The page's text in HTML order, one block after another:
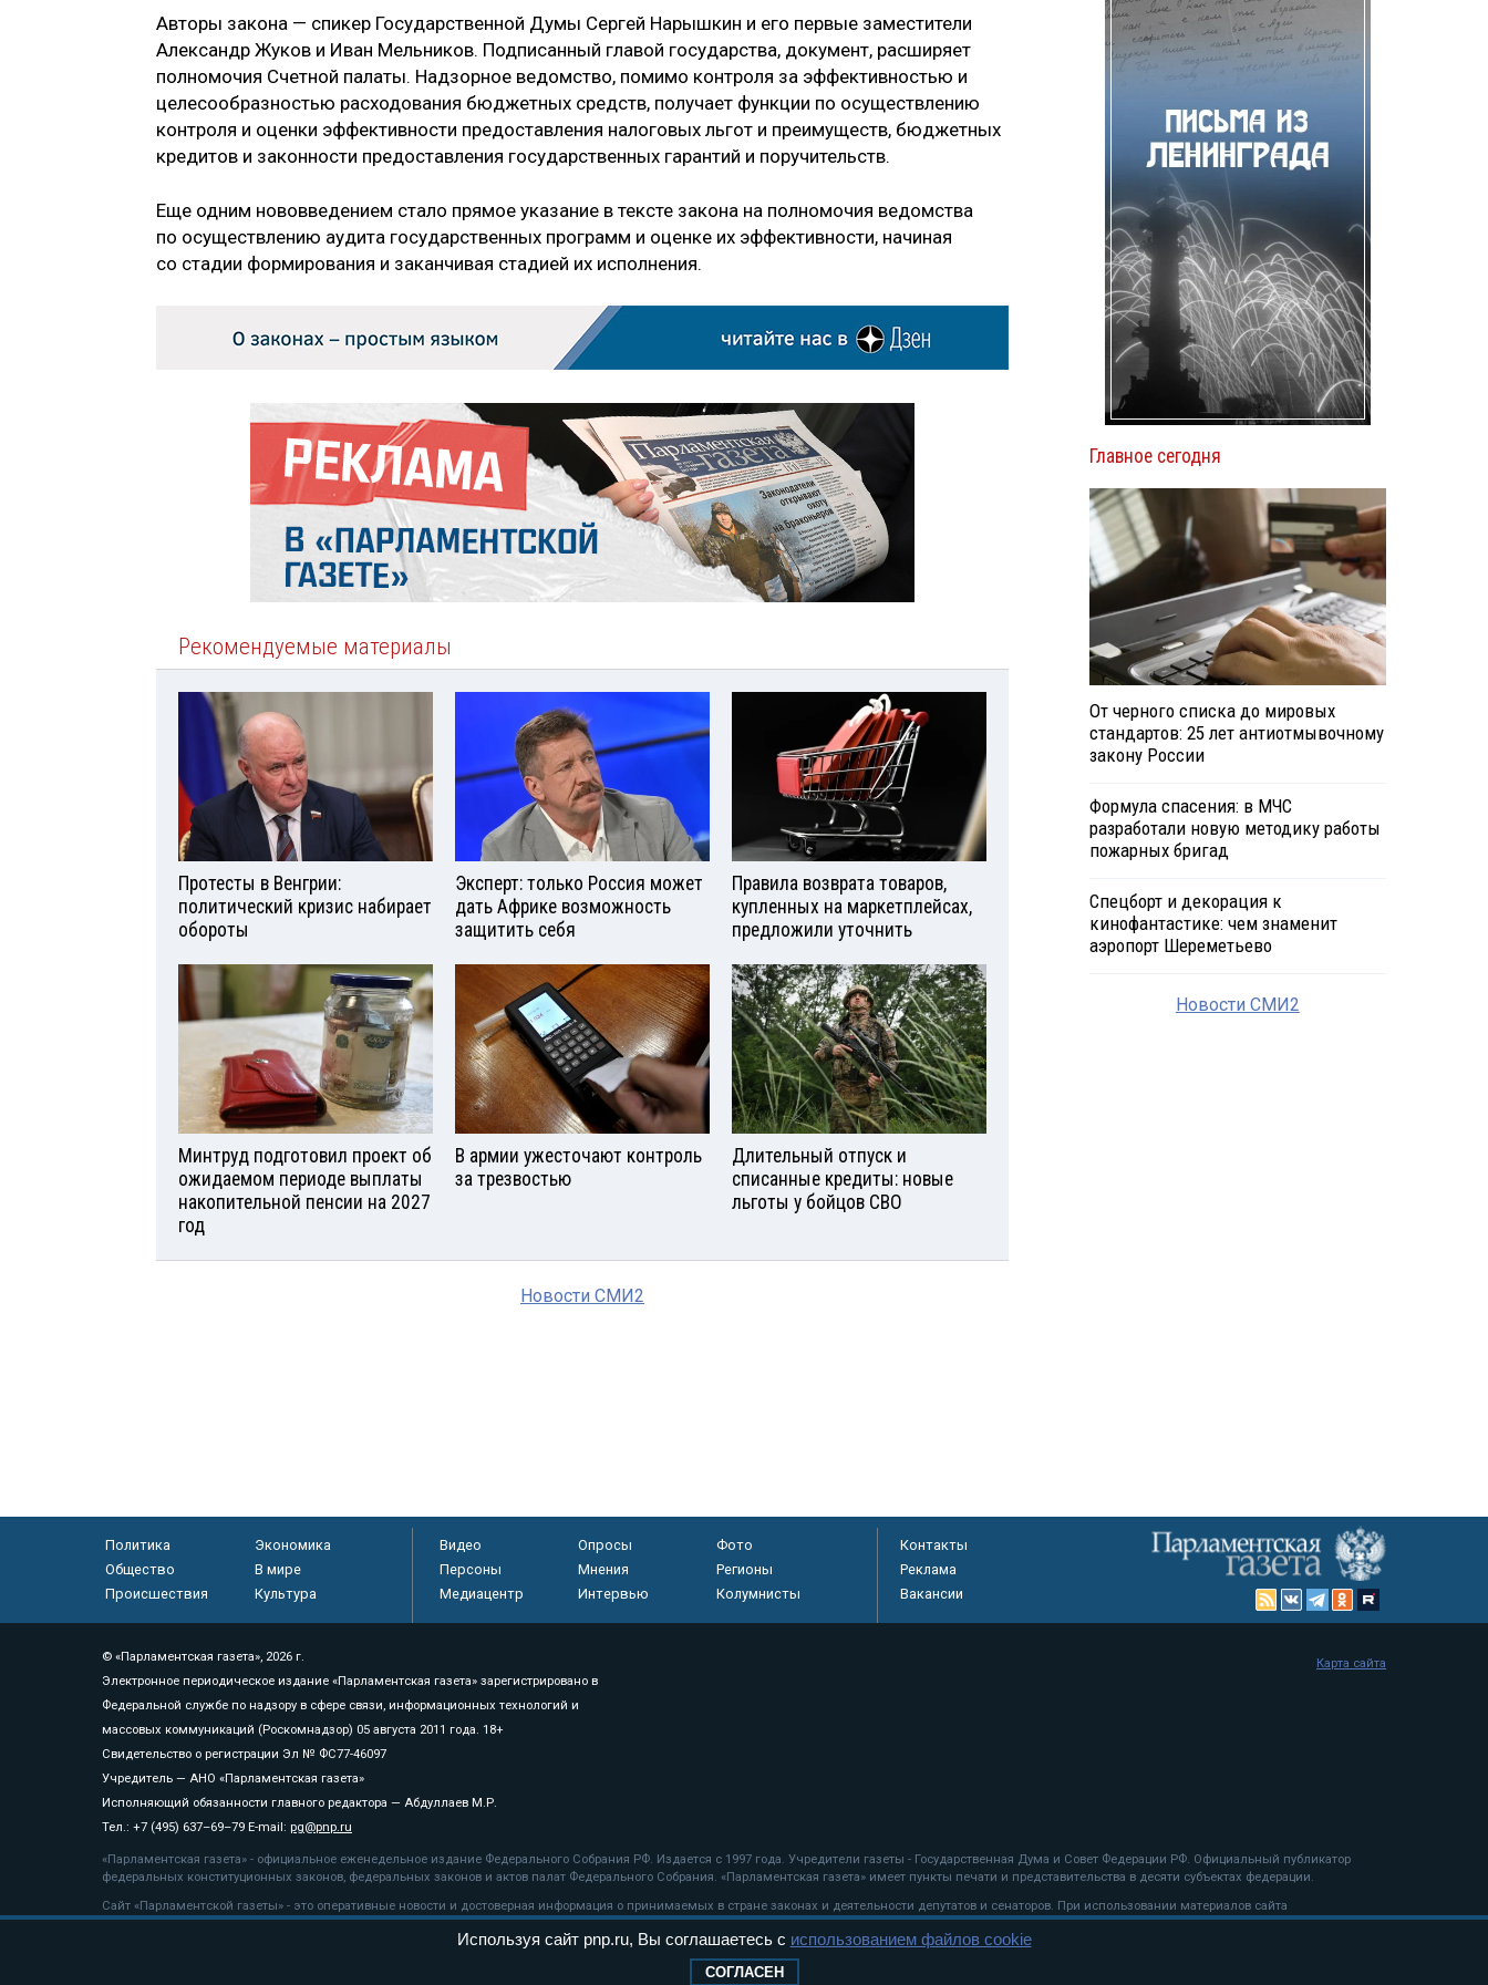
Авторы закона — спикер Государственной Думы Сергей Нарышкин и его первые заместители
Александр Жуков и Иван Мельников. Подписанный главой государства, документ, расширяет
полномочия Счетной палаты. Надзорное ведомство, помимо контроля за эффективностью и
целесообразностью расходования бюджетных средств, получает функции по осуществлению
контроля и оценки эффективности предоставления налоговых льгот и преимуществ, бюджетных
кредитов и законности предоставления государственных гарантий и поручительств.
Еще одним нововведением стало прямое указание в тексте закона на полномочия ведомства
по осуществлению аудита государственных программ и оценке их эффективности, начиная
со стадии формирования и заканчивая стадией их исполнения.
Рекомендуемые материалы
Протесты в Венгрии:
политический кризис набирает
обороты
Эксперт: только Россия может
дать Африке возможность
защитить себя
Правила возврата товаров,
купленных на маркетплейсах,
предложили уточнить
Минтруд подготовил проект об
ожидаемом периоде выплаты
накопительной пенсии на 2027
год
В армии ужесточают контроль
за трезвостью
Длительный отпуск и
списанные кредиты: новые
льготы у бойцов СВО
Новости СМИ2
Главное сегодня
От черного списка до мировых
стандартов: 25 лет антиотмывочному
закону России
Формула спасения: в МЧС
разработали новую методику работы
пожарных бригад
Спецборт и декорация к
кинофантастике: чем знаменит
аэропорт Шереметьево
Новости СМИ2
Политика
Экономика
Общество
В мире
Происшествия
Культура
Видео Опросы
Фото
Персоны
Мнения
Регионы
Медиацентр
Интервью Колумнисты
Контакты
Реклама
Вакансии
© «Парламентская газета», 2026 г.
Электронное периодическое издание «Парламентская газета» зарегистрировано в
Федеральной службе по надзору в сфере связи, информационных технологий и
массовых коммуникаций (Роскомнадзор) 05 августа 2011 года. 18+
Свидетельство о регистрации Эл № ФС77-46097
Учредитель — АНО «Парламентская газета»
Исполняющий обязанности главного редактора — Абдуллаев М.Р.
Тел.: +7 (495) 637–69–79 E-mail: pg@pnp.ru
«Парламентская газета» - официальное еженедельное издание Федерального Собрания РФ. Издается с 1997 года. Учредители газеты - Государственная Дума и Совет Федерации РФ. Официальный публикатор
федеральных конституционных законов, федеральных законов и актов палат Федерального Собрания. «Парламентская газета» имеет пункты печати и представительства в десяти субъектах федерации.
Сайт «Парламентской газеты» - это оперативные новости и достоверная информация о принимаемых в стране законах и деятельности депутатов и сенаторов. При использовании материалов сайта
«Парламентской газеты» активная ссылка на pnp.ru обязательна.
рекомендательные технологии
Карта сайта
Используя сайт pnp.ru, Вы соглашаетесь с использованием файлов cookie
СОГЛАСЕН